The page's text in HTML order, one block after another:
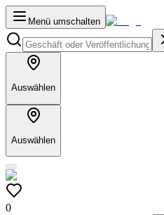
Menü umschalten
Auswählen
Auswählen
0